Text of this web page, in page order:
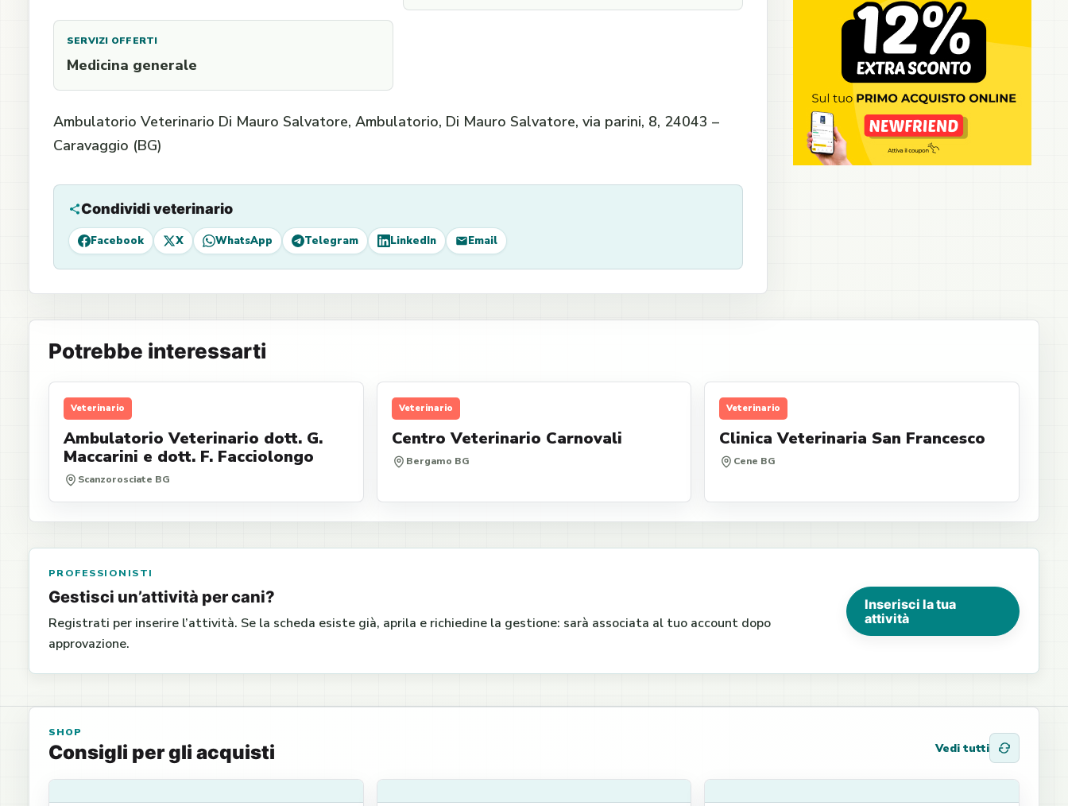
SERVIZI OFFERTI
Medicina generale
Ambulatorio Veterinario Di Mauro Salvatore, Ambulatorio, Di Mauro Salvatore, via parini, 8, 24043 –
Caravaggio (BG)
Condividi veterinario
Facebook X WhatsApp Telegram LinkedIn Email
Potrebbe interessarti
Veterinario
Ambulatorio Veterinario dott. G.
Maccarini e dott. F. Facciolongo
Scanzorosciate BG
Veterinario
Centro Veterinario Carnovali
Bergamo BG
Veterinario
Clinica Veterinaria San Francesco
Cene BG
PROFESSIONISTI
Gestisci un’attività per cani?
Registrati per inserire l’attività. Se la scheda esiste già, aprila e richiedine la gestione: sarà associata al tuo account dopo
approvazione.
Inserisci la tua
attività
SHOP
Consigli per gli acquisti Vedi tutti